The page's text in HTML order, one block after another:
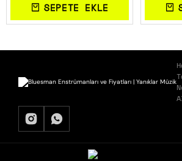
SEPETE EKLE
BIZDEN HABERDAR OLMAK